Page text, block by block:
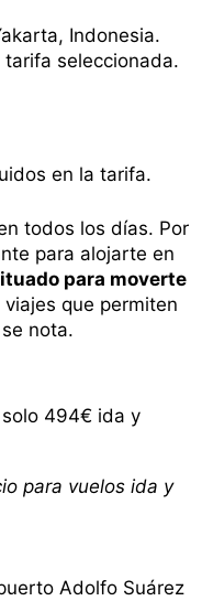
Indonesia.
tarifa seleccionada.
en la tarifa.
todos los días. Por
para alojarte en
para moverte
que permiten
nota.
494€ ida y
para vuelos ida y
Adolfo Suárez